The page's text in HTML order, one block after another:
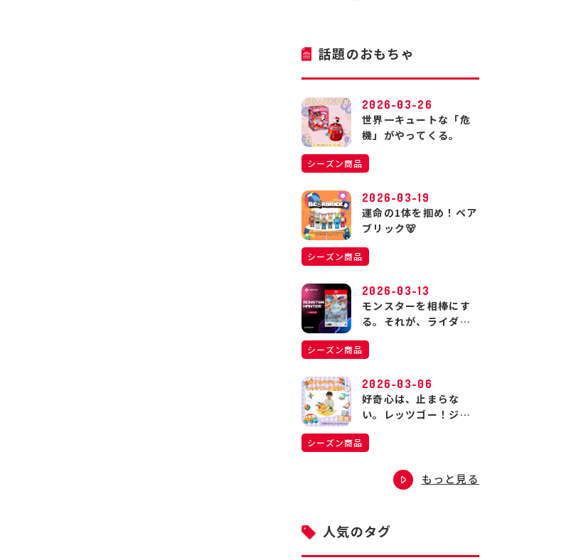
話題のおもちゃ
2026-03-26
世界一キュートな「危
機」がやってくる。
シーズン商品
2026-03-19
運命の1体を掴め！ベア
ブリック🐻
シーズン商品
2026-03-13
モンスターを相棒にす
る。それが、ライダー
の生きる道。
シーズン商品
2026-03-06
好奇心は、止まらな
い。レッツゴー！ジョ
ージの大冒険！
シーズン商品
もっと見る
人気のタグ